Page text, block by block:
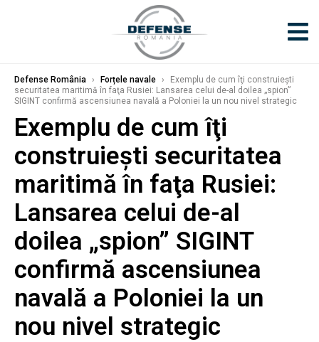
Defense România › Forțele navale ›
Exemplu de cum îţi construieşti
securitatea maritimă în faţa Rusiei: Lansarea celui de-al doilea „spion”
SIGINT confirmă ascensiunea navală a Poloniei la un nou nivel strategic
Exemplu de cum îţi
construieşti securitatea
maritimă în faţa Rusiei:
Lansarea celui de-al
doilea „spion” SIGINT
confirmă ascensiunea
navală a Poloniei la un
nou nivel strategic